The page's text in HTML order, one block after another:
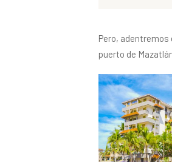
Pero,
puerto de